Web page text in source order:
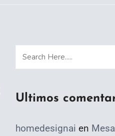
Ultimos
homedesignai en